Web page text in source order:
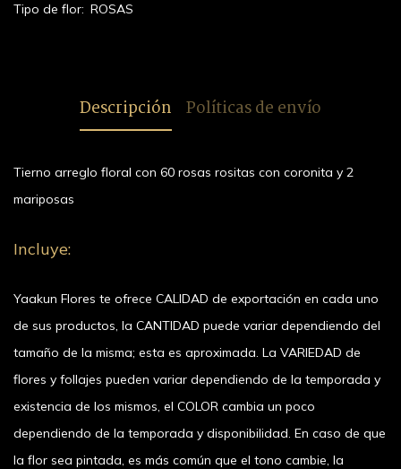
Tipo de flor: ROSAS
Descripción Políticas de envío
Tierno arreglo floral con 60 rosas rositas con coronita y 2
mariposas
Incluye:
Yaakun Flores te ofrece CALIDAD de exportación en cada uno
de sus productos, la CANTIDAD puede variar dependiendo del
tamaño de la misma; esta es aproximada. La VARIEDAD de
flores y follajes pueden variar dependiendo de la temporada y
existencia de los mismos, el COLOR cambia un poco
dependiendo de la temporada y disponibilidad. En caso de que
la flor sea pintada, es más común que el tono cambie, la